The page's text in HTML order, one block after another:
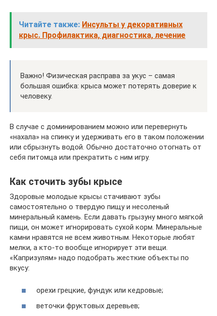
Читайте также: Инсульты у декоративных
крыс. Профилактика, диагностика, лечение
Важно! Физическая расправа за укус – самая
большая ошибка: крыса может потерять доверие к
человеку.
В случае с доминированием можно или перевернуть
«нахала» на спинку и удерживать его в таком положении
или сбрызнуть водой. Обычно достаточно отогнать от
себя питомца или прекратить с ним игру.
Как сточить зубы крысе
Здоровые молодые крысы стачивают зубы
самостоятельно о твердую пищу и несоленый
минеральный камень. Если давать грызуну много мягкой
пищи, он может игнорировать сухой корм. Минеральные
камни нравятся не всем животным. Некоторые любят
мелки, а кто-то вообще игнорирует эти вещи.
«Капризулям» надо подобрать жесткие объекты по
вкусу:
орехи грецкие, фундук или кедровые;
веточки фруктовых деревьев;